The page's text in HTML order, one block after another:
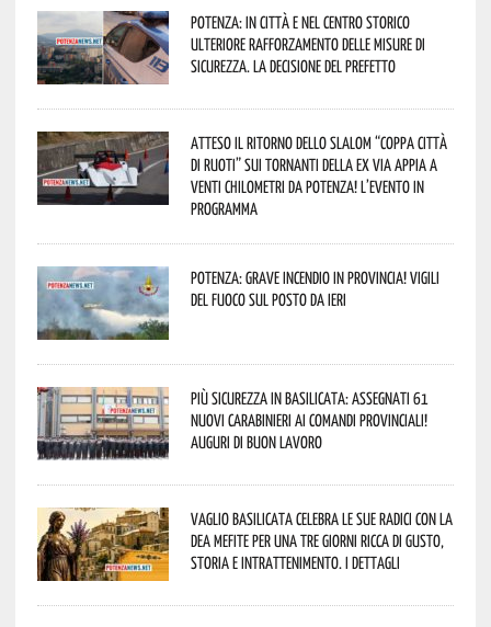
Potenza: in città e nel centro storico
ulteriore rafforzamento delle misure di
sicurezza. La decisione del Prefetto
Atteso il ritorno dello slalom “Coppa Città
di Ruoti” sui tornanti della ex via Appia a
venti chilometri da Potenza! L’evento in
programma
Potenza: grave incendio in Provincia! Vigili
del fuoco sul posto da ieri
Più sicurezza in Basilicata: assegnati 61
nuovi Carabinieri ai Comandi provinciali!
Auguri di buon lavoro
Vaglio Basilicata celebra le sue radici con la
Dea Mefite per una tre giorni ricca di gusto,
storia e intrattenimento. I dettagli